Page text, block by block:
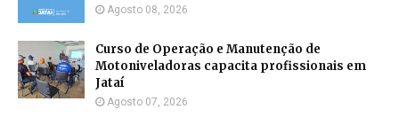
Agosto 08, 2026
Curso de Operação e Manutenção de
Motoniveladoras capacita profissionais em
Jataí
Agosto 07, 2026